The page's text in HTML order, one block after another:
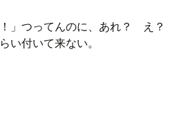
！」つってんのに、あれ？ え？
付いて来ない。